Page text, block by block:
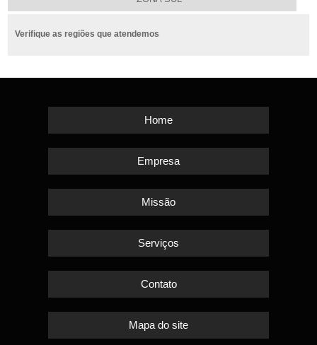
Verifique as regiões que atendemos
Home
Empresa
Missão
Serviços
Contato
Mapa do site